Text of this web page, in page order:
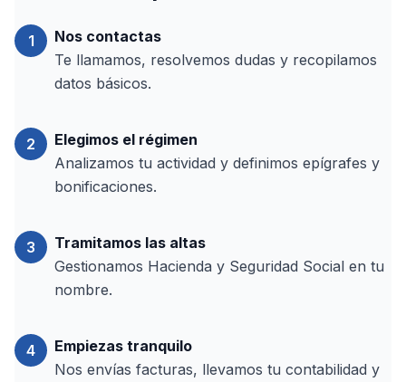
1
Nos contactas
Te llamamos, resolvemos dudas y recopilamos
datos básicos.
2
Elegimos el régimen
Analizamos tu actividad y definimos epígrafes y
bonificaciones.
3
Tramitamos las altas
Gestionamos Hacienda y Seguridad Social en tu
nombre.
4
Empiezas tranquilo
Nos envías facturas, llevamos tu contabilidad y